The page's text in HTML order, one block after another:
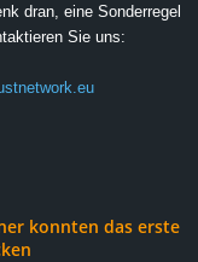
dran, eine Sonderregel
Sie uns:
konnten das erste